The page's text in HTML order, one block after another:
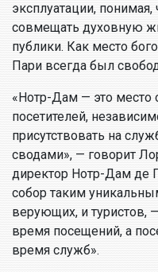
эксплуатации,
совмещать духовную
публики. Как место
Пари всегда был
«Нотр-Дам — это место
посетителей,
присутствовать на
сводами», — говорит
директор Нотр-Дам де
собор таким
верующих, и туристов,
время посещений, а
время служб».